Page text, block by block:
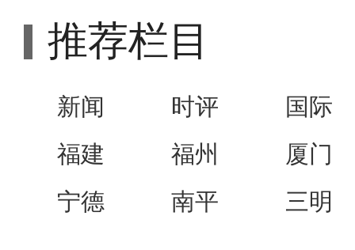
推荐栏目
新闻 时评
国际
福建
福州
厦门
宁德
南平 三明